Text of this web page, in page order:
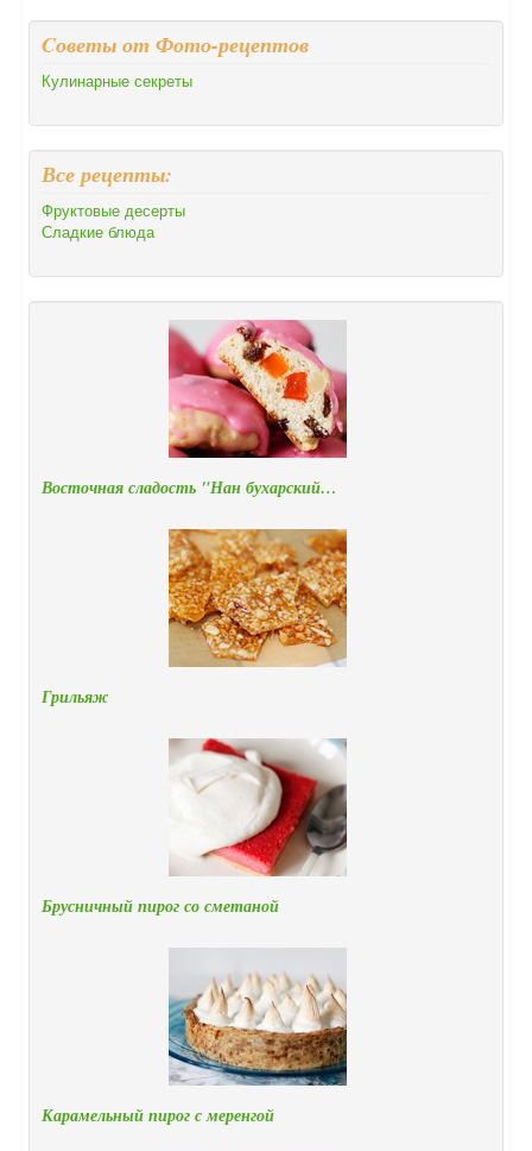
Cоветы от Фото-рецептов
Кулинарные секреты
Все рецепты:
Фруктовые десерты
Сладкие блюда
Восточная сладость "Нан бухарский…
Грильяж
Брусничный пирог со сметаной
Карамельный пирог с меренгой